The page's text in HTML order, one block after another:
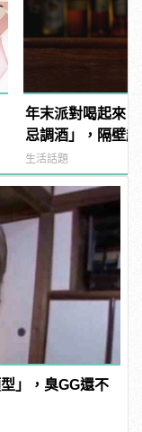
年末派對喝起來
忌調酒」，隔壁
生活話題
」，臭GG還不